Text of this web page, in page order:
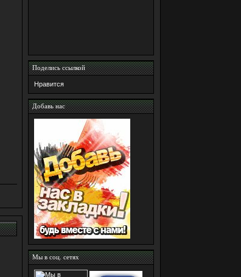
Поделись ссылкой
Нравится
Добавь нас
Мы в соц. сетях